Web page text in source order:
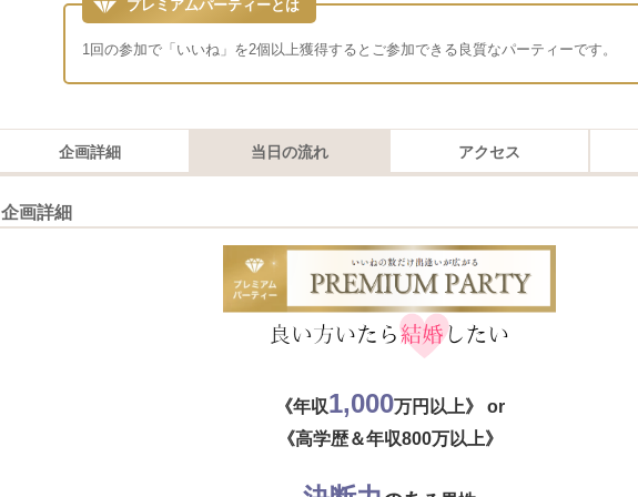
プレミアムパーティーとは
1回の参加で「いいね」を2個以上獲得するとご参加できる良質なパーティーです。
企画詳細 当日の流れ アクセス
企画詳細
《年収1,000万円以上》 or
《高学歴＆年収800万以上》